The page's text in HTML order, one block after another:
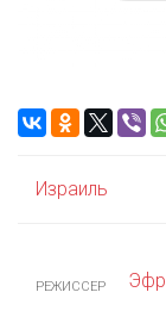
Израиль
РЕЖИССЕР